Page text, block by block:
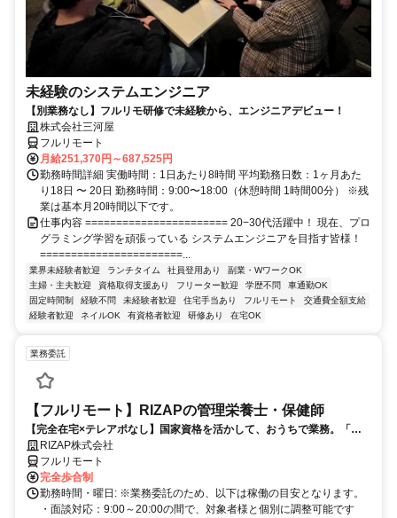
未経験のシステムエンジニア
【別業務なし】フルリモ研修で未経験から、エンジニアデビュー！
株式会社三河屋
フルリモート
月給251,370円～687,525円
勤務時間詳細 実働時間：1日あたり8時間 平均勤務日数：1ヶ月あた
り18日 〜 20日 勤務時間：9:00〜18:00（休憩時間 1時間00分） ※残
業は基本月20時間以下です。
仕事内容 ======================= 20−30代活躍中！ 現在、プロ
グラミング学習を頑張っている システムエンジニアを目指す皆様！
=======================...
業界未経験者歓迎 ランチタイム 社員登用あり
副業・WワークOK
主婦・主夫歓迎
資格取得支援あり フリーター歓迎 学歴不問
車通勤OK
固定時間制
経験不問 未経験者歓迎 住宅手当あり フルリモート
交通費全額支給
経験者歓迎
ネイルOK 有資格者歓迎 研修あり 在宅OK
業務委託
【フルリモート】RIZAPの管理栄養士・保健師
【完全在宅×テレアポなし】国家資格を活かして、おうちで業務。「も
う一つの安心」を。主婦・Wワーカー活躍中！「平日の日中だけ」「夕
方以降の数時間だけ」など、生活リズムに合わせた時間調整が可能で
す。1件ごとの成果報酬型だから、頑張った分だけ手応えのある収入
に。充実のサポート体制で、安心の在宅ワークを始めませんか？
RIZAP株式会社
フルリモート
完全歩合制
勤務時間・曜日: ※業務委託のため、以下は稼働の目安となります。
・面談対応：9:00～20:00の間で、対象者様と個別に調整可能です